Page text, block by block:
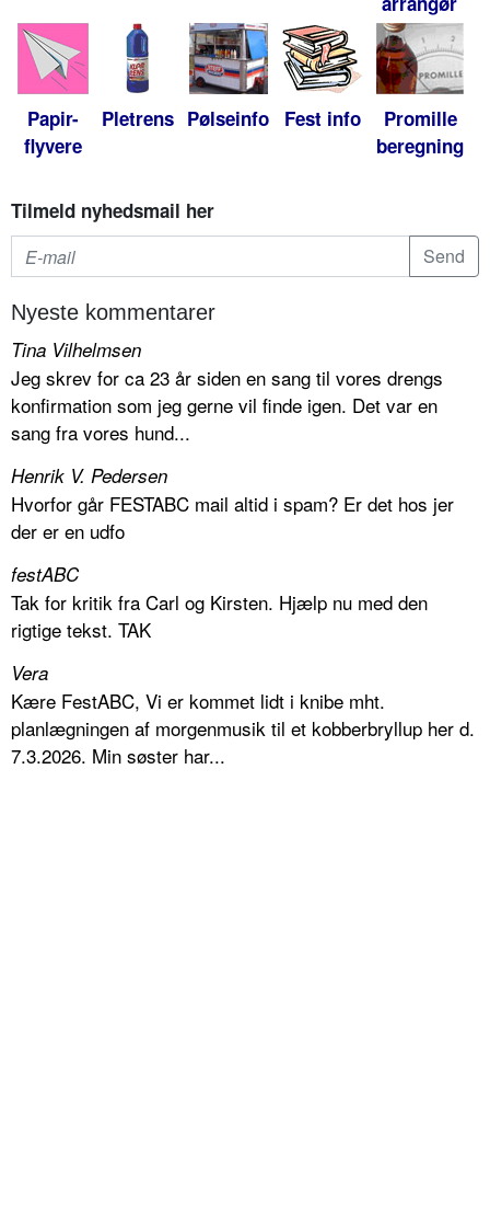
Papir-
flyvere
Pletrens Pølseinfo Fest info
Promille
beregning
Tilmeld nyhedsmail her
Nyeste kommentarer
Tina Vilhelmsen
Jeg skrev for ca 23 år siden en sang til vores drengs
konfirmation som jeg gerne vil finde igen. Det var en
sang fra vores hund...
Henrik V. Pedersen
Hvorfor går FESTABC mail altid i spam? Er det hos jer
der er en udfo
festABC
Tak for kritik fra Carl og Kirsten. Hjælp nu med den
rigtige tekst. TAK
Vera
Kære FestABC, Vi er kommet lidt i knibe mht.
planlægningen af morgenmusik til et kobberbryllup her d.
7.3.2026. Min søster har...